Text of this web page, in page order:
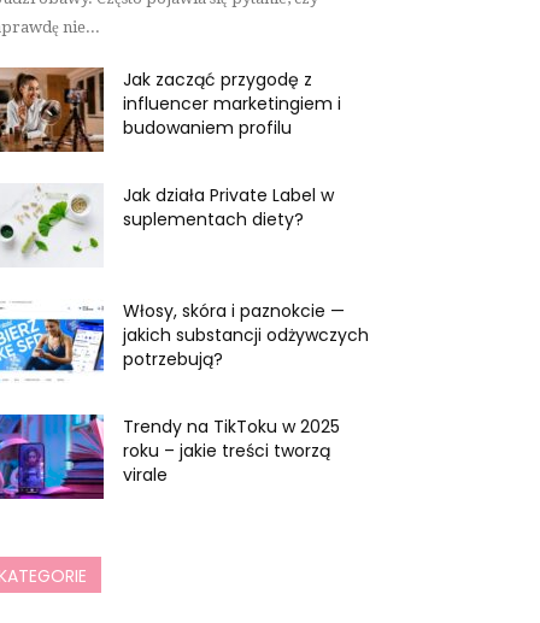
nie...
Jak zacząć przygodę z
influencer marketingiem i
budowaniem profilu
Jak działa Private Label w
suplementach diety?
Włosy, skóra i paznokcie —
jakich substancji odżywczych
potrzebują?
Trendy na TikToku w 2025
roku – jakie treści tworzą
virale